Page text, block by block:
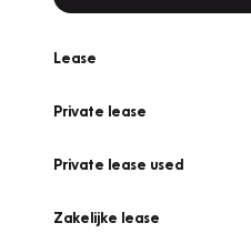
Lease
Private lease
Private lease used
Zakelijke lease